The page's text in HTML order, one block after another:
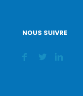
NOUS SUIVRE